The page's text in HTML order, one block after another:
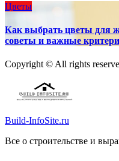
Цветы
Как выбрать цветы для
советы и важные
Copyright © All rights
Build-InfoSite.ru
Все о строительстве и